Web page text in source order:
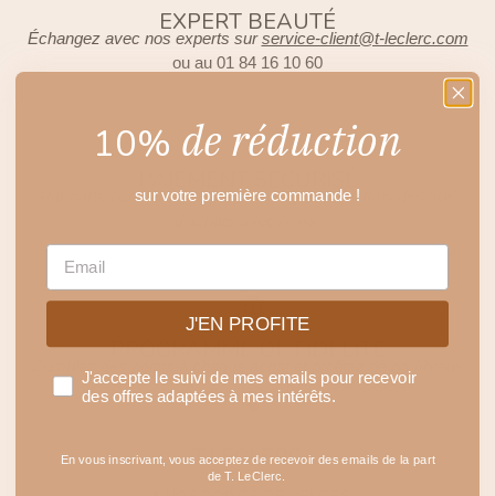
EXPERT BEAUTÉ
Échangez avec nos experts surservice-client@t-leclerc.com
ou au 01 84 16 10 60
Par carte bancaire, Paypal ou en 3 fois sans frais dès 50€
PROGRAMME DE FIDÉLITÉ
avantages !
T.LECLERC
10% de réduction
sur votre première commande !
EMAIL
J'EN PROFITE
J'accepte le suivi de mes emails pour recevoir
des offres adaptées à mes intérêts.
En vous inscrivant, vous acceptez de recevoir des emails de la part
de T. LeClerc.